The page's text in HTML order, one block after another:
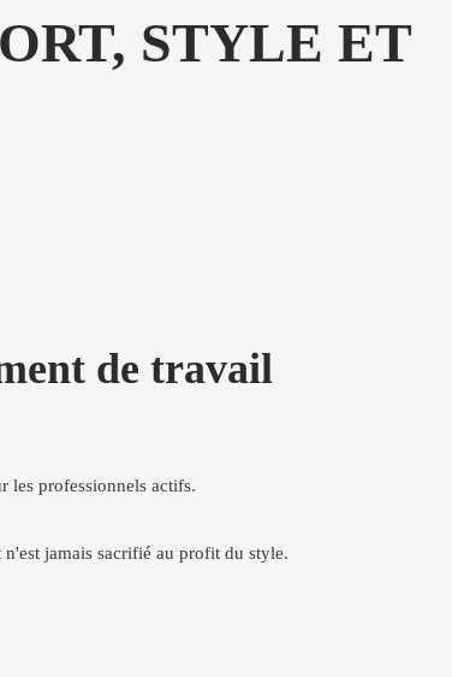
STYLE ET
de travail
les professionnels actifs.
jamais sacrifié au profit du style.